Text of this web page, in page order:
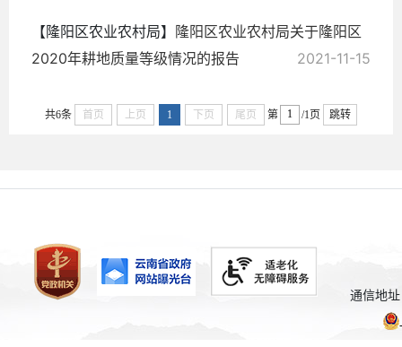
【隆阳区农业农村局】 隆阳区农业农村局关于隆阳区
2020年耕地质量等级情况的报告
2021-11-15
共6条 首页 上页 1 下页 尾页 第 /1页 跳转
通信地